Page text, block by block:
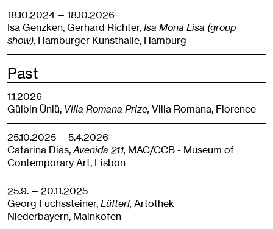
18.10.2024 — 18.10.2026
Isa Genzken, Gerhard Richter,Isa Mona Lisa (group
show), Hamburger Kunsthalle, Hamburg
Past
1.1.2026
Gülbin Ünlü, Villa Romana Prize, Villa Romana, Florence
25.10.2025 — 5.4.2026
Catarina Dias,Avenida 211, MAC/CCB - Museum of
Contemporary Art, Lisbon
25.9. — 20.11.2025
Georg Fuchssteiner,Lüfterl, Artothek
Niederbayern, Mainkofen